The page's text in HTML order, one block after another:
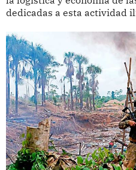
dedicadas a esta actividad